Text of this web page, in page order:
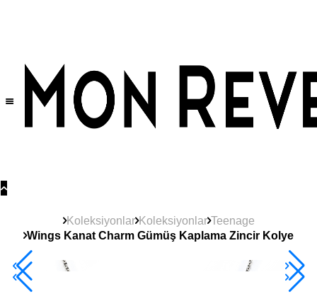
Koleksiyonlar Koleksiyonlar Teenage
Wings Kanat Charm Gümüş Kaplama Zincir Kolye
Yeni Ürün